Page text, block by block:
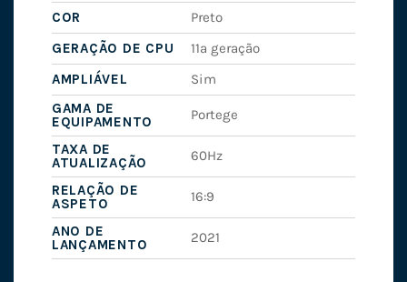
COR
Preto
GERAÇÃO DE CPU
11ª geração
AMPLIÁVEL
Sim
GAMA DE
EQUIPAMENTO
Portege
TAXA DE
ATUALIZAÇÃO
60Hz
RELAÇÃO DE
ASPETO
16:9
ANO DE
LANÇAMENTO
2021